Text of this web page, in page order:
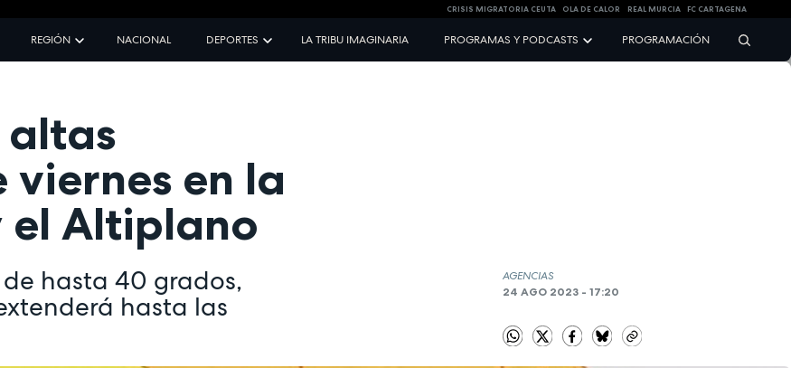
CRISIS MIGRATORIA CEUTA OLA DE CALOR REAL MURCIA FC CARTAGENA
REGIÓN NACIONAL DEPORTES LA TRIBU IMAGINARIA PROGRAMAS Y PODCASTS PROGRAMACIÓN
en la
el Altiplano
hasta 40 grados,
hasta las
AGENCIAS
24 AGO 2023 - 17:20